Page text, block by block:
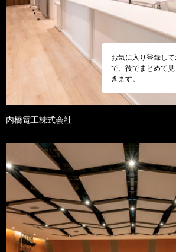
お気に入り登録し
で、後でまとめて
きます。
内橋電工株式会社